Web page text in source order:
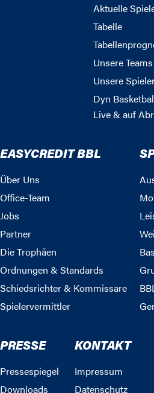
Aktuelle
Tabelle
Unsere Teams
Unsere
Dyn
Live & auf
EASYCREDIT BBL
Über Uns
Office-Team
Jobs
Partner
Die Trophäen
Ordnungen & Standards
Schiedsrichter & Kommissare
Spielervermittler
PRESSE
Pressespiegel
Downloads
KONTAKT
Impressum
Datenschutz